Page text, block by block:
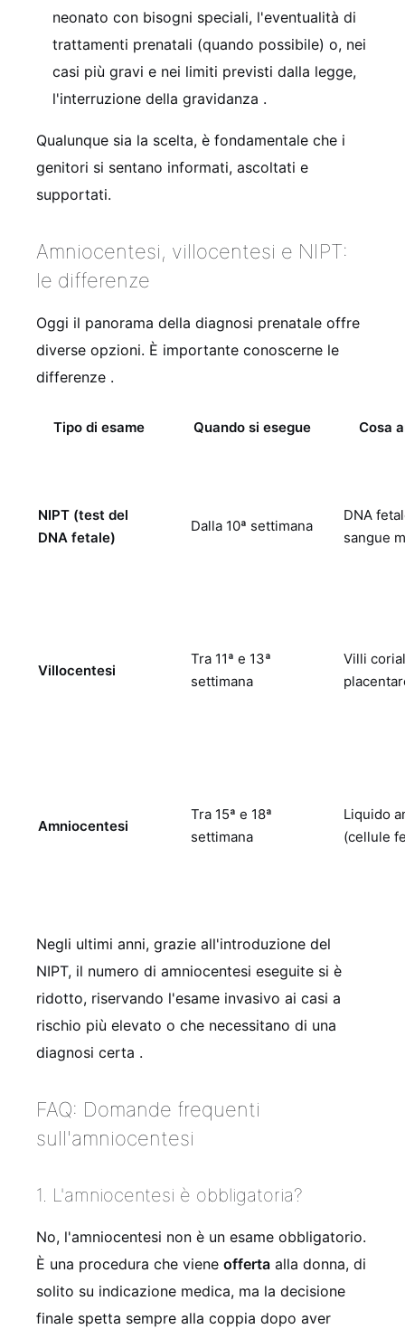
neonato con bisogni speciali, l'eventualità di
trattamenti prenatali (quando possibile) o, nei
casi più gravi e nei limiti previsti dalla legge,
l'interruzione della gravidanza .
Qualunque sia la scelta, è fondamentale che i
genitori si sentano informati, ascoltati e
supportati.
Amniocentesi, villocentesi e NIPT:
le differenze
Oggi il panorama della diagnosi prenatale offre
diverse opzioni. È importante conoscerne le
differenze .
Tipo di esame Quando si esegue Cosa
NIPT (test del
DNA fetale)
Dalla 10ª settimana
DNA
sangue
Villocentesi
Tra 11ª e 13ª
settimana
Villi
Amniocentesi
Tra 15ª e 18ª
settimana
Liquido
(cellule
Negli ultimi anni, grazie all'introduzione del
NIPT, il numero di amniocentesi eseguite si è
ridotto, riservando l'esame invasivo ai casi a
rischio più elevato o che necessitano di una
diagnosi certa .
FAQ: Domande frequenti
sull'amniocentesi
1. L'amniocentesi è obbligatoria?
No, l'amniocentesi non è un esame obbligatorio.
È una procedura che viene offerta alla donna, di
solito su indicazione medica, ma la decisione
finale spetta sempre alla coppia dopo aver